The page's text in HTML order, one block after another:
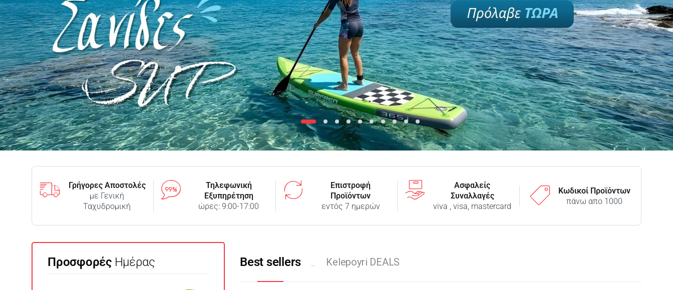
Γρήγορες Αποστολές
με Γενική
Ταχυδρομική
Τηλεφωνική
Εξυπηρέτηση
ώρες: 9:00-17:00
Επιστροφή
Προϊόντων
εντός 7 ημερών
Ασφαλείς
Συναλλαγές
viva , visa, mastercard
Κωδικοί Προϊόντων
πάνω απο 1000
ΠροσφορέςΗμέρας Best sellers Kelepoyri DEALS